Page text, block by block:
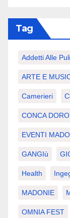
Tag
Addetti Alle
ARTE E
Camerieri
CONCA DORO
EVENTI
GANGIù
Health
MADONIE
OMNIA FEST